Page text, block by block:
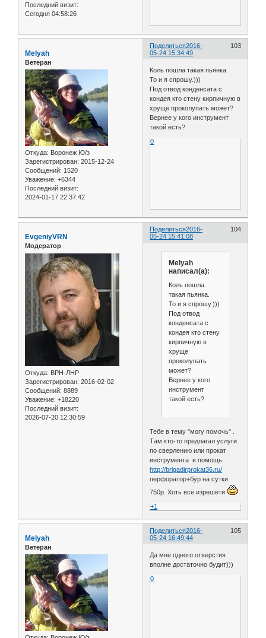
Последний визит:
Сегодня 04:58:26
Поделиться 103
2016-
05-24 15:34:49
Melyah
Ветеран
Откуда: Воронеж Ю/з
Зарегистрирован: 2015-12-24
Сообщений: 1520
Уважение: +6344
Последний визит:
2024-01-17 22:37:42
Коль пошла такая пьянка.
То и я спрошу.)))
Под отвод конденсата с
кондея кто стену кирпичную в
хруще проколупать может?
Вернее у кого инструмент
такой есть?
0
Поделиться 104
2016-
05-24 15:41:08
EvgeniyVRN
Модератор
Откуда: ВРН-ЛНР
Зарегистрирован: 2016-02-02
Сообщений: 8889
Уважение: +18220
Последний визит:
2026-07-20 12:30:59
Melyah
написал(а):
Коль пошла
такая пьянка.
То и я спрошу.)))
Под отвод
конденсата с
кондея кто стену
кирпичную в
хруще
проколупать
может?
Вернее у кого
инструмент
такой есть?
Тебе в тему "могу помочь" .
Там кто-то предлагал услуги
по сверлению или прокат
инструмента в помощь
http://brigadirprokat36.ru/
перфоратор+бур на сутки
750р. Хоть всё изрешети
+1
Поделиться 105
2016-
05-24 16:49:44
Melyah
Ветеран
Да мне одного отверстия
вполне достаточно будит)))
0